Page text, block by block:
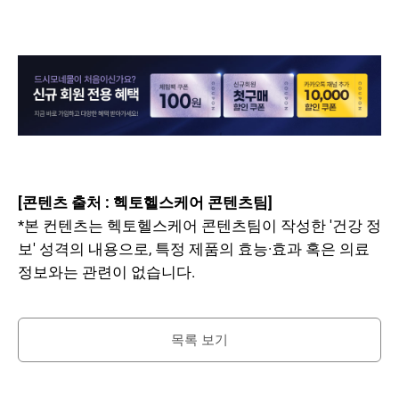
[콘텐츠 출처 : 헥토헬스케어 콘텐츠팀]
*본 컨텐츠는 헥토헬스케어 콘텐츠팀이 작성한 '건강 정
보' 성격의 내용으로, 특정 제품의 효능·효과 혹은 의료
정보와는 관련이 없습니다.
목록 보기